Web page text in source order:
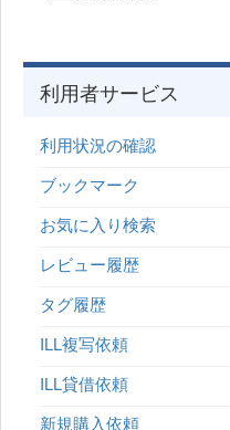
利用者サービス
利用状況の確認
ブックマーク
お気に入り検索
レビュー履歴
タグ履歴
ILL複写依頼
ILL貸借依頼
新規購入依頼